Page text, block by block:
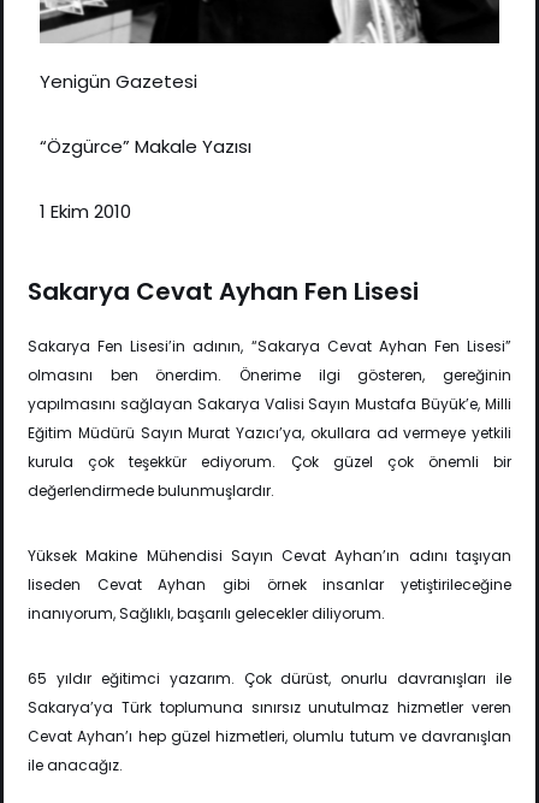
Yenigün Gazetesi
“Özgürce” Makale Yazısı
1 Ekim 2010
Sakarya Cevat Ayhan Fen Lisesi
Sakarya Fen Lisesi’in adının, “Sakarya Cevat Ayhan Fen Lisesi”
olmasını ben önerdim. Önerime ilgi gösteren, gereğinin
yapılmasını sağlayan Sakarya Valisi Sayın Mustafa Büyük’e, Milli
Eğitim Müdürü Sayın Murat Yazıcı’ya, okullara ad vermeye yetkili
kurula çok teşekkür ediyorum. Çok güzel çok önemli bir
değerlendirmede bulunmuşlardır.
Yüksek Makine Mühendisi Sayın Cevat Ayhan’ın adını taşıyan
liseden Cevat Ayhan gibi örnek insanlar yetiştirileceğine
inanıyorum, Sağlıklı, başarılı gelecekler diliyorum.
65 yıldır eğitimci yazarım. Çok dürüst, onurlu davranışları ile
Sakarya’ya Türk toplumuna sınırsız unutulmaz hizmetler veren
Cevat Ayhan’ı hep güzel hizmetleri, olumlu tutum ve davranışlan
ile anacağız.